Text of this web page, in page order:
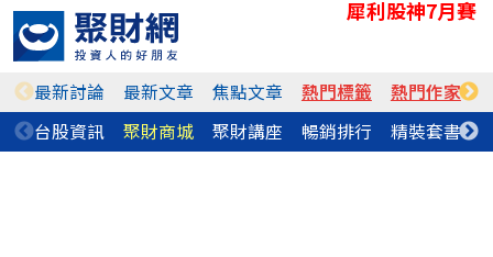
犀利股神7月賽
最新討論 最新文章 焦點文章 熱門標籤 熱門作家
台股資訊
聚財商城 聚財講座 暢銷排行 精裝套書